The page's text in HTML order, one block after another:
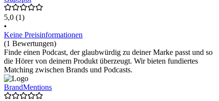
5,0 (1)
•
Keine Preisinformationen
(1 Bewertungen)
Finde einen Podcast, der glaubwürdig zu deiner Marke passt und so
die Hörer von deinem Produkt überzeugt. Wir bieten fundiertes
Matching zwischen Brands und Podcasts.
BrandMentions